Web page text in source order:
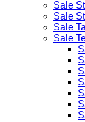
Sale
Sale
Sale
Sale